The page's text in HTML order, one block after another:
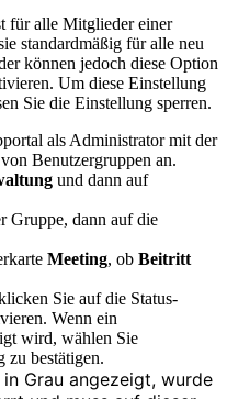
für alle Mitglieder einer
standardmäßig für alle neu
können jedoch diese Option
Um diese Einstellung
Sie die Einstellung sperren.
als Administrator mit der
Benutzergruppen an.
und dann auf
Gruppe, dann auf die
Meeting, ob Beitritt
Sie auf die Status-
Wenn ein
wird, wählen Sie
zu bestätigen.
Grau angezeigt, wurde